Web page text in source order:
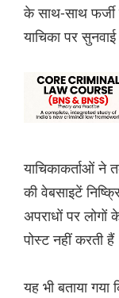
के साथ-साथ फर्जी
याचिका पर
याचिकाकर्ताओं ने
की वेबसाइटें
अपराधों पर
पोस्ट नहीं करती
यह भी बताया गया